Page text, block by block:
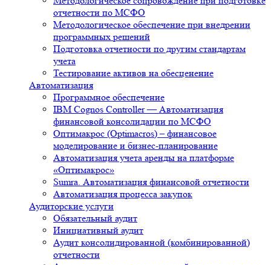
отчетности по МСФО
Методологическое обеспечение при внедрении
программных решений
Подготовка отчетности по другим стандартам
учета
Тестирование активов на обесценение
Автоматизация
Программное обеспечение
IBM Cognos Controller — Автоматизация
финансовой консолидации по МСФО
Оптимакрос (Optimacros) – финансовое
моделирование и бизнес-планирование
Автоматизация учета аренды на платформе
«Оптимакрос»
Sumra. Автоматизация финансовой отчетности
Автоматизация процесса закупок
Аудиторские услуги
Обязательный аудит
Инициативный аудит
Аудит консолидированной (комбинированной)
отчетности